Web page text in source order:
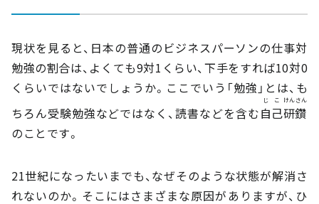
現状を見ると、日本の普通のビジネスパーソンの仕事対
勉強の割合は、よくても9対1くらい、下手をすれば10対0
くらいではないでしょうか。ここでいう「勉強」とは、も
ちろん受験勉強などではなく、読書などを含む自己
じこ
研鑽
けんさん
のことです。
21世紀になったいまでも、なぜそのような状態が解消さ
れないのか。そこにはさまざまな原因がありますが、ひ